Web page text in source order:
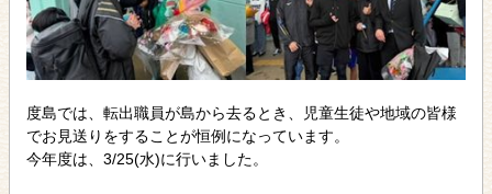
度島では、転出職員が島から去るとき、児童生徒や地域の皆様
でお見送りをすることが恒例になっています。
今年度は、3/25(水)に行いました。